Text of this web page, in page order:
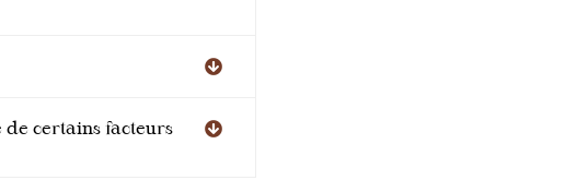
de certains facteurs